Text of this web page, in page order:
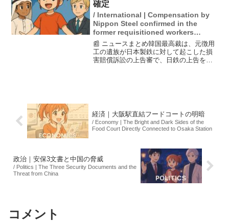
確定
/ International | Compensation by
Nippon Steel confirmed in the
former requisitioned workers
lawsuit.
📰 ニュースまとめ韓国最高裁は、元徴用
工の遺族が日本製鉄に対して起こした損
害賠償訴訟の上告審で、日鉄の上告を棄
経済｜大阪駅直結フードコートの明暗
/ Economy | The Bright and Dark Sides of the
Food Court Directly Connected to Osaka Station
政治｜安保3文書と中国の脅威
/ Politics | The Three Security Documents and the
Threat from China
コメント